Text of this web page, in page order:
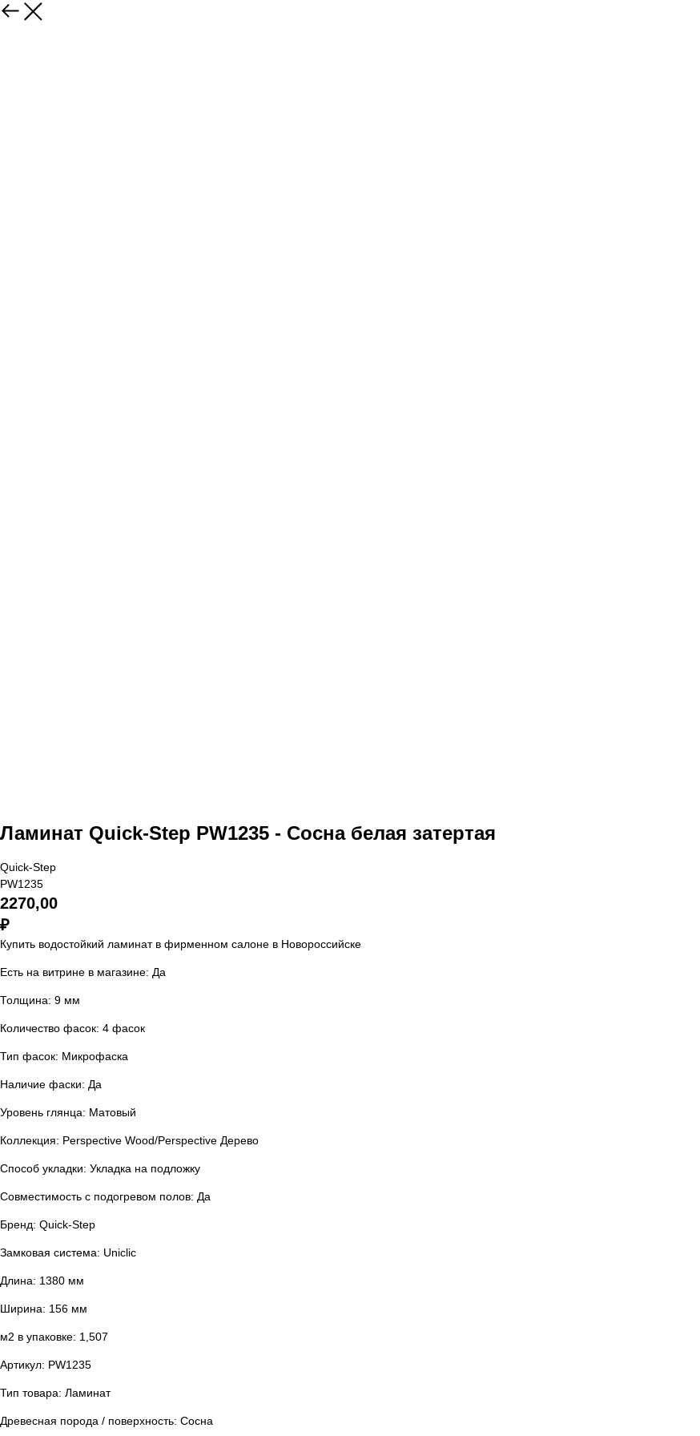
Ламинат Quick-Step PW1235 - Сосна белая затертая
Quick-Step
PW1235
2270,00
₽
Купить водостойкий ламинат в фирменном салоне в Новороссийске
Есть на витрине в магазине: Да
Толщина: 9 мм
Количество фасок: 4 фасок
Тип фасок: Микрофаска
Наличие фаски: Да
Уровень глянца: Матовый
Коллекция: Perspective Wood/Perspective Дерево
Способ укладки: Укладка на подложку
Совместимость с подогревом полов: Да
Бренд: Quick-Step
Замковая система: Uniclic
Длина: 1380 мм
Ширина: 156 мм
м2 в упаковке: 1,507
Артикул: PW1235
Тип товара: Ламинат
Древесная порода / поверхность: Сосна